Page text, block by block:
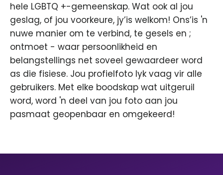
hele LGBTQ +-gemeenskap. Wat ook al jou
geslag, of jou voorkeure, jy’is welkom! Ons’is 'n
nuwe manier om te verbind, te gesels en ;
ontmoet - waar persoonlikheid en
belangstellings net soveel gewaardeer word
as die fisiese. Jou profielfoto lyk vaag vir alle
gebruikers. Met elke boodskap wat uitgeruil
word, word 'n deel van jou foto aan jou
pasmaat geopenbaar en omgekeerd!